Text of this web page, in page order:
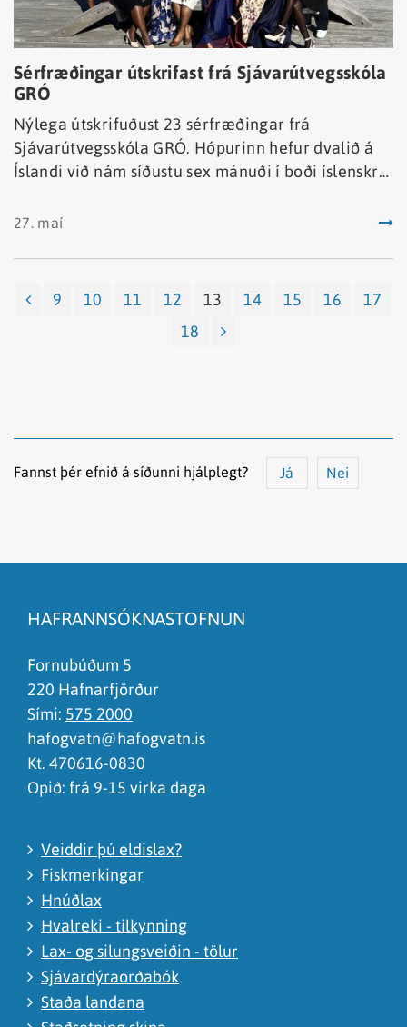
Sérfræðingar útskrifast frá Sjávarútvegsskóla
GRÓ
Nýlega útskrifuðust 23 sérfræðingar frá
Sjávarútvegsskóla GRÓ. Hópurinn hefur dvalið á
Íslandi við nám síðustu sex mánuði í boði íslenskra
þróunarsamvinnu Íslands.
27. maí
9 10 11 12 13 14 15 16
17
18
Fannst þér efnið á síðunni hjálplegt? Já Nei
Það er of mikið efni á síðunni
Ég skil ekki efnið, finnst það of flókið
HAFRANNSÓKNASTOFNUN
Fornubúðum 5
220 Hafnarfjörður
Sími: 575 2000
hafogvatn@hafogvatn.is
Kt. 470616-0830
Opið: frá 9-15 virka daga
Veiddir þú eldislax?
Fiskmerkingar
Hnúðlax
Hvalreki - tilkynning
Lax- og silungsveiðin - tölur
Sjávardýraorðabók
Staða landana